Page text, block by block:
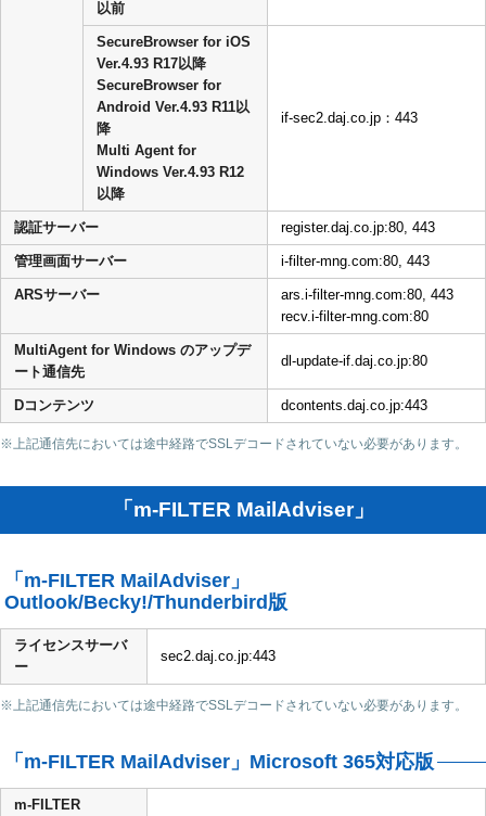
以前
SecureBrowser for iOS
Ver.4.93 R17以降
SecureBrowser for
Android Ver.4.93 R11以
降
Multi Agent for
Windows Ver.4.93 R12
以降
if-sec2.daj.co.jp：443
認証サーバー register.daj.co.jp:80, 443
管理画面サーバー i-filter-mng.com:80, 443
ARSサーバー
ars.i-filter-mng.com:80, 443
recv.i-filter-mng.com:80
MultiAgent for Windows のアップデ
ート通信先
dl-update-if.daj.co.jp:80
Dコンテンツ dcontents.daj.co.jp:443
※上記通信先においては途中経路でSSLデコードされていない必要があります。
「m-FILTER MailAdviser」
「m-FILTER MailAdviser」
Outlook/Becky!/Thunderbird版
ライセンスサーバ
ー
sec2.daj.co.jp:443
※上記通信先においては途中経路でSSLデコードされていない必要があります。
「m-FILTER MailAdviser」Microsoft 365対応版
m-FILTER